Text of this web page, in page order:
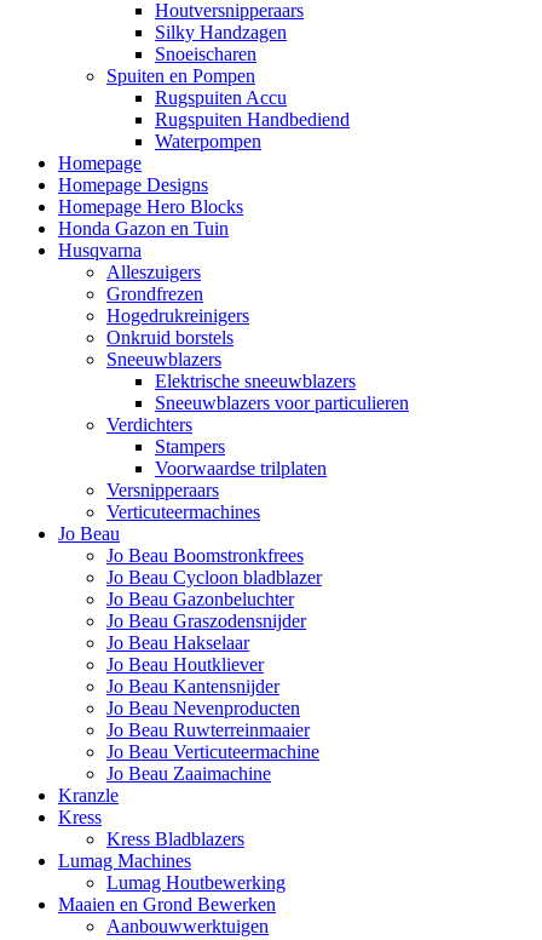
Houtversnipperaars
Silky Handzagen
Snoeischaren
Spuiten en Pompen
Rugspuiten Accu
Rugspuiten Handbediend
Waterpompen
Homepage
Homepage Designs
Homepage Hero Blocks
Honda Gazon en Tuin
Husqvarna
Alleszuigers
Grondfrezen
Hogedrukreinigers
Onkruid borstels
Sneeuwblazers
Elektrische sneeuwblazers
Sneeuwblazers voor particulieren
Verdichters
Stampers
Voorwaardse trilplaten
Versnipperaars
Verticuteermachines
Jo Beau
Jo Beau Boomstronkfrees
Jo Beau Cycloon bladblazer
Jo Beau Gazonbeluchter
Jo Beau Graszodensnijder
Jo Beau Hakselaar
Jo Beau Houtkliever
Jo Beau Kantensnijder
Jo Beau Nevenproducten
Jo Beau Ruwterreinmaaier
Jo Beau Verticuteermachine
Jo Beau Zaaimachine
Kranzle
Kress
Kress Bladblazers
Lumag Machines
Lumag Houtbewerking
Maaien en Grond Bewerken
Aanbouwwerktuigen